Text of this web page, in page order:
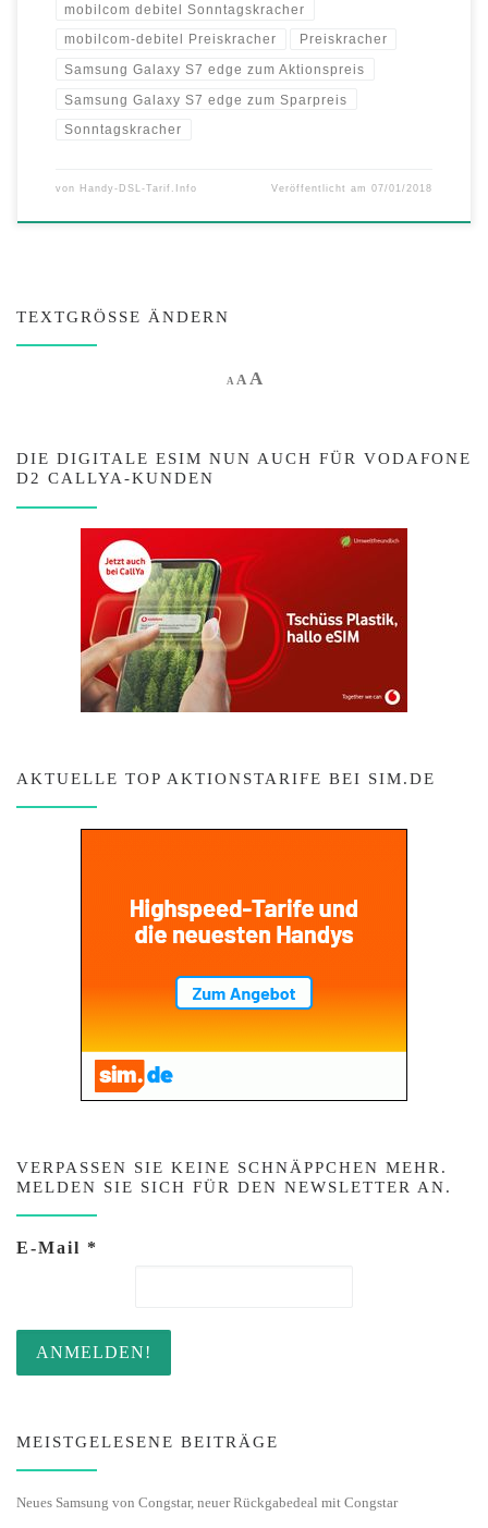
mobilcom debitel Sonntagskracher
mobilcom-debitel Preiskracher Preiskracher
Samsung Galaxy S7 edge zum Aktionspreis
Samsung Galaxy S7 edge zum Sparpreis
Sonntagskracher
von Handy-DSL-Tarif.Info Veröffentlicht am07/01/2018
TEXTGRÖSSE ÄNDERN
A Decrease font size.
AReset font size.
AIncrease font size.
DIE DIGITALE ESIM NUN AUCH FÜR VODAFONE
D2 CALLYA-KUNDEN
AKTUELLE TOP AKTIONSTARIFE BEI SIM.DE
VERPASSEN SIE KEINE SCHNÄPPCHEN MEHR.
MELDEN SIE SICH FÜR DEN NEWSLETTER AN.
E-Mail *
MEISTGELESENE BEITRÄGE
Neues Samsung von Congstar, neuer Rückgabedeal mit Congstar